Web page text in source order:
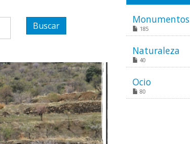
Monumentos
185
Naturaleza
40
Ocio
80